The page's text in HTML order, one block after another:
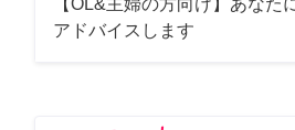
アドバイスします